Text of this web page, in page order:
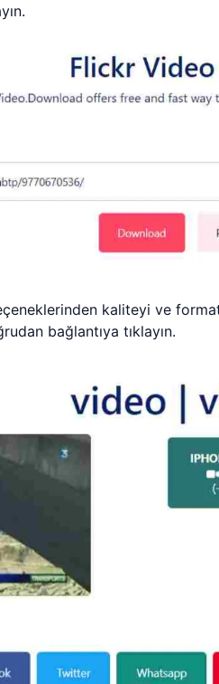
kaliteyi ve
bağlantıya tıklayın.